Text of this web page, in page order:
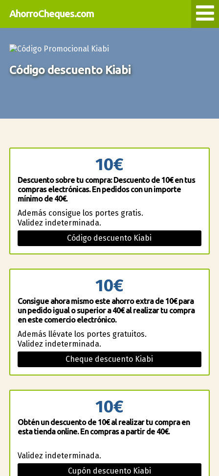
AhorroCheques.com
Código descuento Kiabi
10€
Descuento sobre tu compra: Descuento de 10€ en tus
compras electrónicas. En pedidos con un importe
mínimo de 40€.
Además consigue los portes gratis.
Validez indeterminada.
Código descuento Kiabi
10€
Consigue ahora mismo este ahorro extra de 10€ para
un pedido igual o superior a 40€ al realizar tu compra
en este comercio electrónico.
Además llévate los portes gratuitos.
Validez indeterminada.
Cheque descuento Kiabi
10€
Obtén un descuento de 10€ al realizar tu compra en
esta tienda online. En compras a partir de 40€.
Validez indeterminada.
Cupón descuento Kiabi